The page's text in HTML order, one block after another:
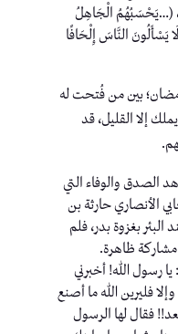
(…يَحْسَبُهُمُ الْجَاهِلُ
يَسْأَلُونَ النَّاسَ إِلْحَافًا
بين من فُتحت له
إلا القليل، قد
الصدق والوفاء التي
الأنصاري حارثة بن
بغزوة بدر، فلم
مشاركة ظاهرة.
رسول الله! أخبرني
فليرين الله ما أصنع
فقال لها الرسول